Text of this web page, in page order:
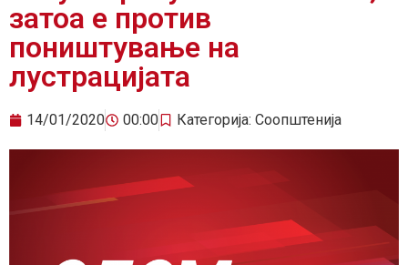
затоа е против
поништување на
лустрацијата
14/01/2020 00:00 Категорија: Соопштенија